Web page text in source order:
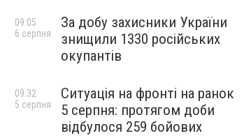
За добу захисники України
знищили 1330 російських
окупантів
09:05
6 серпня
Ситуація на фронті на ранок
5 серпня: протягом доби
відбулося 259 бойових
09:32
5 серпня